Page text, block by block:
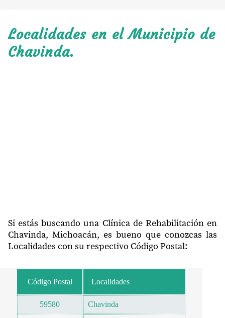
Localidades en el Municipio de
Chavinda.
Si estás buscando una Clínica de Rehabilitación en
Chavinda, Michoacán, es bueno que conozcas las
Localidades con su respectivo Código Postal:
Código Postal Localidades
59580 Chavinda